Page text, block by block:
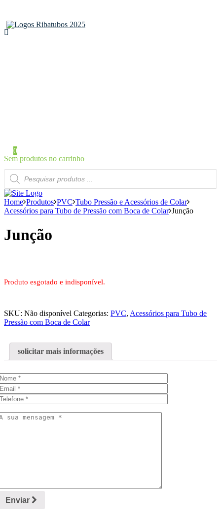
0
Sem produtos no carrinho
Products
search
Home Produtos PVC Tubo Pressão e Acessórios de Colar
Acessórios para Tubo de Pressão com Boca de Colar Junção
Junção
Produto esgotado e indisponível.
SKU: Não disponível Categorias: PVC, Acessórios para Tubo de
Pressão com Boca de Colar
solicitar mais informações
Enviar